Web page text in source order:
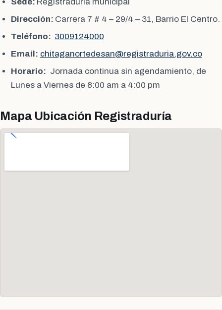
Dirección: Carrera 7 # 4 – 29/4 – 31, Barrio El Centro.
Teléfono: 3009124000
Email: chitaganortedesan@registraduria.gov.co
Horario: Jornada continua sin agendamiento, de
Lunes a Viernes de 8:00 am a 4:00 pm
Mapa Ubicación Registraduría